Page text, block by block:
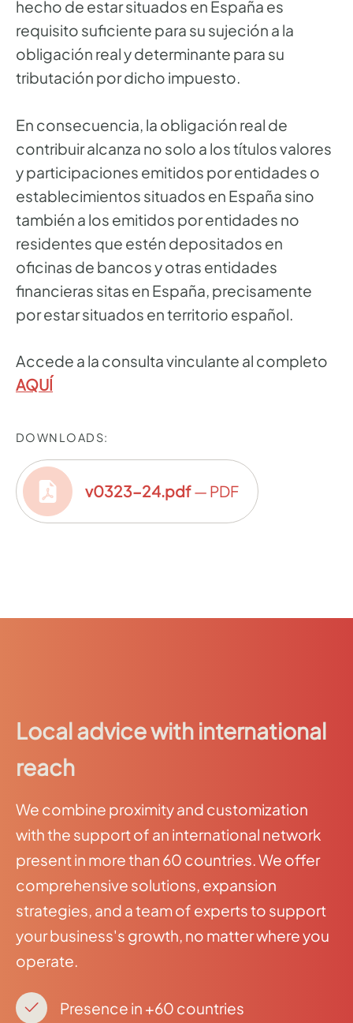
hecho de estar situados en España es
requisito suficiente para su sujeción a la
obligación real y determinante para su
tributación por dicho impuesto.
En consecuencia, la obligación real de
contribuir alcanza no solo a los títulos valores
y participaciones emitidos por entidades o
establecimientos situados en España sino
también a los emitidos por entidades no
residentes que estén depositados en
oficinas de bancos y otras entidades
financieras sitas en España, precisamente
por estar situados en territorio español.
Accede a la consulta vinculante al completo
AQUÍ
DOWNLOADS:
v0323-24.pdf— PDF
Local advice with international
reach
We combine proximity and customization
with the support of an international network
present in more than 60 countries. We offer
comprehensive solutions, expansion
strategies, and a team of experts to support
your business's growth, no matter where you
operate.
Presence in +60 countries